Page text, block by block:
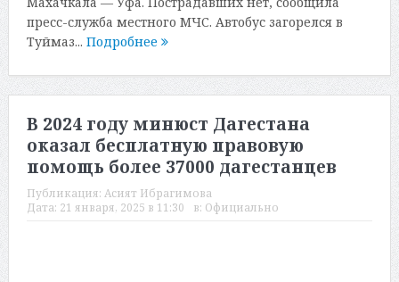
пресс-служба местного МЧС. Автобус загорелся в
Туймаз... Подробнее
В 2024 году минюст Дагестана
оказал бесплатную правовую
помощь более 37000 дагестанцев
Публикация: Асият Ибрагимова
Дата: 21 января, 2025 в 11:30 в: Официально